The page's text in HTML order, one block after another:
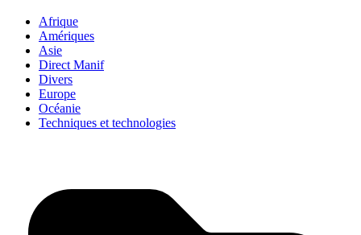
Afrique
Amériques
Asie
Direct Manif
Divers
Europe
Océanie
Techniques et technologies